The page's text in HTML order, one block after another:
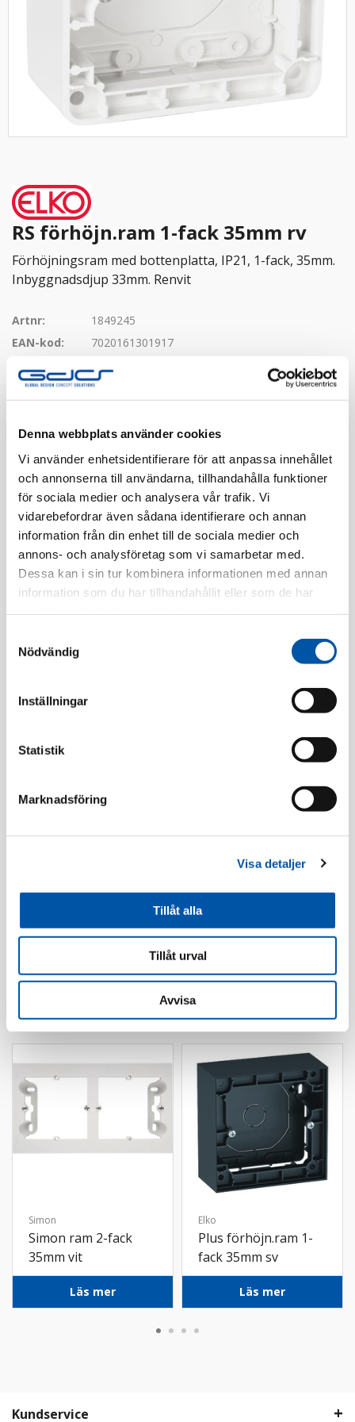
Denna webbplats använder cookies
Vi använder enhetsidentifierare för att anpassa innehållet
och annonserna till användarna, tillhandahålla funktioner
för sociala medier och analysera vår trafik. Vi
vidarebefordrar även sådana identifierare och annan
information från din enhet till de sociala medier och
annons- och analysföretag som vi samarbetar med.
Dessa kan i sin tur kombinera informationen med annan
information som du har tillhandahållit eller som de har
Nödvändig
Inställningar
Statistik
Marknadsföring
Visa detaljer
Tillåt alla
Tillåt urval
Avvisa
RS förhöjn.ram 1-fack 35mm rv
Förhöjningsram med bottenplatta, IP21, 1-fack, 35mm.
Inbyggnadsdjup 33mm. Renvit
Artnr:
1849245
EAN-kod:
7020161301917
Finns i lager
Registrera dig
Beskrivning
Specifikation
Elko Elko
snabb rv
Förhöjningsramar
Simon
Simon ram 2-fack
35mm vit
Läs mer
Elko
Plus förhöjn.ram 1-
fack 35mm sv
Läs mer
Kundservice